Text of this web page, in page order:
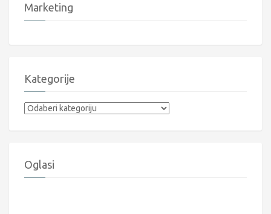
Marketing
Kategorije
Kategorije
Oglasi